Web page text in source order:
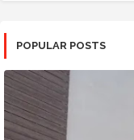
POPULAR POSTS